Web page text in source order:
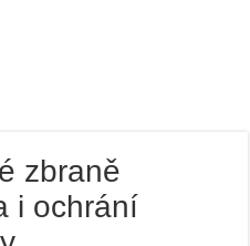
zbraně
i ochrání